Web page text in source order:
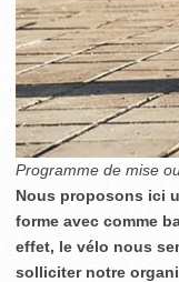
Programme de mise
Nous proposons ici
forme avec comme
effet, le vélo nous
solliciter notre